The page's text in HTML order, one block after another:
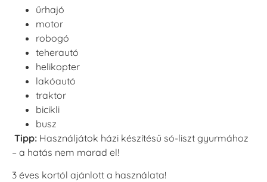
űrhajó
motor
robogó
teherautó
helikopter
lakóautó
traktor
bicikli
busz
Tipp: Használjátok házi készítésű só-liszt gyurmához
– a hatás nem marad el!
3 éves kortól ajánlott a használata!